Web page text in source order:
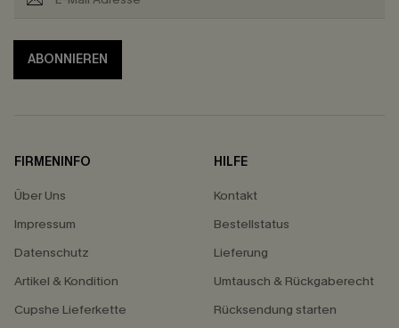
ABONNIEREN
FIRMENINFO
Über Uns
Impressum
Datenschutz
Artikel & Kondition
Cupshe Lieferkette
HILFE
Kontakt
Bestellstatus
Lieferung
Umtausch & Rückgaberecht
Rücksendung starten